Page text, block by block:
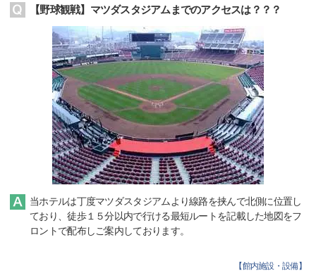
【野球観戦】マツダスタジアムまでのアクセスは？？？
当ホテルは丁度マツダスタジアムより線路を挟んで北側に位置し
ており、徒歩１５分以内で行ける最短ルートを記載した地図をフ
ロントで配布しご案内しております。
【館内施設・設備】